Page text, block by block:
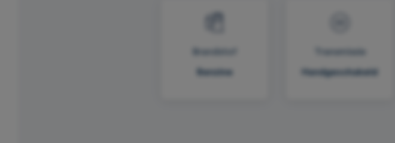
Benzine Handgeschakeld